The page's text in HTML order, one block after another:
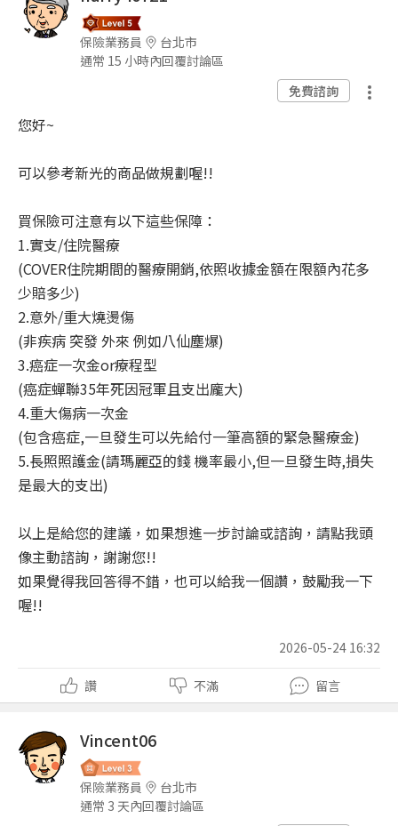
保險業務員
台北市
通常 15 小時內回覆討論區
免費諮詢
您好~
可以參考新光的商品做規劃喔!!
買保險可注意有以下這些保障：
1.實支/住院醫療
(COVER住院期間的醫療開銷,依照收據金額在限額內花多
少賠多少)
2.意外/重大燒燙傷
(非疾病 突發 外來 例如八仙塵爆)
3.癌症一次金or療程型
(癌症蟬聯35年死因冠軍且支出龐大)
4.重大傷病一次金
(包含癌症,一旦發生可以先給付一筆高額的緊急醫療金)
5.長照照護金(請瑪麗亞的錢 機率最小,但一旦發生時,損失
是最大的支出)
以上是給您的建議，如果想進一步討論或諮詢，請點我頭
像主動諮詢，謝謝您!!
如果覺得我回答得不錯，也可以給我一個讚，鼓勵我一下
喔!!
2026-05-24 16:32
讚 不滿 留言
Vincent06
保險業務員
台北市
通常 3 天內回覆討論區